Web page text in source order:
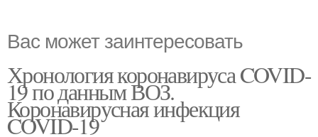
Вас может заинтересовать
Хронология коронавируса COVID-
19 по данным ВОЗ.
Коронавирусная инфекция
COVID-19